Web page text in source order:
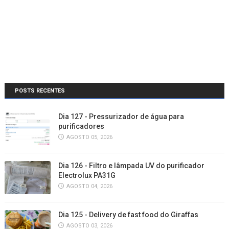
POSTS RECENTES
Dia 127 - Pressurizador de água para
purificadores
AGOSTO 05, 2026
Dia 126 - Filtro e lâmpada UV do purificador
Electrolux PA31G
AGOSTO 04, 2026
Dia 125 - Delivery de fast food do Giraffas
AGOSTO 03, 2026